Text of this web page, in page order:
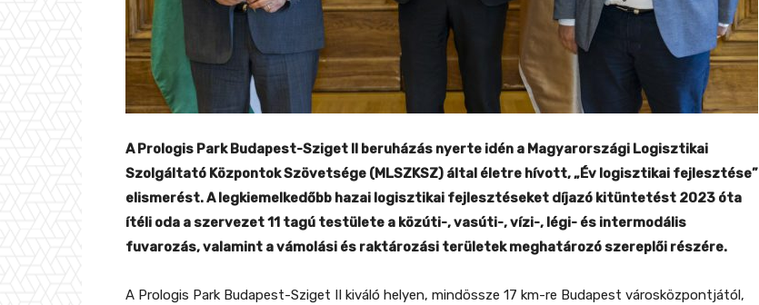
A Prologis Park Budapest-Sziget II beruházás nyerte idén a Magyarországi Logisztikai
Szolgáltató Központok Szövetsége (MLSZKSZ) által életre hívott, „Év logisztikai fejlesztése”
elismerést. A legkiemelkedőbb hazai logisztikai fejlesztéseket díjazó kitüntetést 2023 óta
ítéli oda a szervezet 11 tagú testülete a közúti-, vasúti-, vízi-, légi- és intermodális
fuvarozás, valamint a vámolási és raktározási területek meghatározó szereplői részére.
A Prologis Park Budapest-Sziget II kiváló helyen, mindössze 17 km-re Budapest városközpontjától,